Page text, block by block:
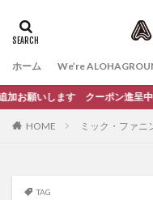
ホーム We’re
いします クーポン進呈中 キャ
HOME ミック・ファニ
TAG